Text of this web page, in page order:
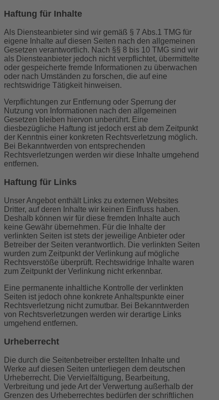
Haftung für Inhalte
Als Diensteanbieter sind wir gemäß § 7 Abs.1 TMG für
eigene Inhalte auf diesen Seiten nach den allgemeinen
Gesetzen verantwortlich. Nach §§ 8 bis 10 TMG sind wir
als Diensteanbieter jedoch nicht verpflichtet, übermittelte
oder gespeicherte fremde Informationen zu überwachen
oder nach Umständen zu forschen, die auf eine
rechtswidrige Tätigkeit hinweisen.
Verpflichtungen zur Entfernung oder Sperrung der
Nutzung von Informationen nach den allgemeinen
Gesetzen bleiben hiervon unberührt. Eine
diesbezügliche Haftung ist jedoch erst ab dem Zeitpunkt
der Kenntnis einer konkreten Rechtsverletzung möglich.
Bei Bekanntwerden von entsprechenden
Rechtsverletzungen werden wir diese Inhalte umgehend
entfernen.
Haftung für Links
Unser Angebot enthält Links zu externen Websites
Dritter, auf deren Inhalte wir keinen Einfluss haben.
Deshalb können wir für diese fremden Inhalte auch
keine Gewähr übernehmen. Für die Inhalte der
verlinkten Seiten ist stets der jeweilige Anbieter oder
Betreiber der Seiten verantwortlich. Die verlinkten Seiten
wurden zum Zeitpunkt der Verlinkung auf mögliche
Rechtsverstöße überprüft. Rechtswidrige Inhalte waren
zum Zeitpunkt der Verlinkung nicht erkennbar.
Eine permanente inhaltliche Kontrolle der verlinkten
Seiten ist jedoch ohne konkrete Anhaltspunkte einer
Rechtsverletzung nicht zumutbar. Bei Bekanntwerden
von Rechtsverletzungen werden wir derartige Links
umgehend entfernen.
Urheberrecht
Die durch die Seitenbetreiber erstellten Inhalte und
Werke auf diesen Seiten unterliegen dem deutschen
Urheberrecht. Die Vervielfältigung, Bearbeitung,
Verbreitung und jede Art der Verwertung außerhalb der
Grenzen des Urheberrechtes bedürfen der schriftlichen